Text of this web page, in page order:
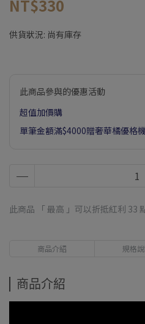
NT$330
供貨狀況: 尚有庫存
此商品參與的優惠活動
超值加價購
單筆金額滿$4000贈奢華橘優格
此商品 「 最高 」可以折抵紅利 33
商品介紹 規格
商品介紹